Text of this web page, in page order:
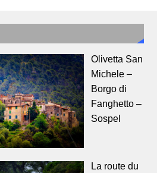
Olivetta San
Michele –
Borgo di
Fanghetto –
Sospel
La route du